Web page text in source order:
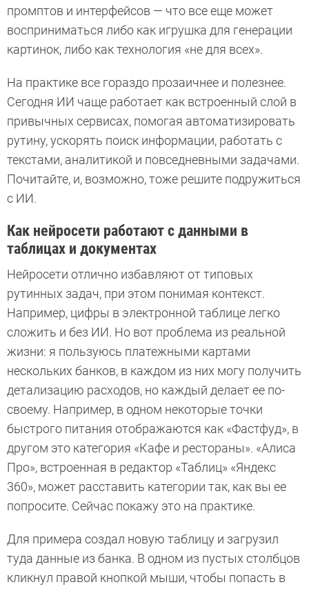
промптов и интерфейсов — что все еще может
восприниматься либо как игрушка для генерации
картинок, либо как технология «не для всех».
На практике все гораздо прозаичнее и полезнее.
Сегодня ИИ чаще работает как встроенный слой в
привычных сервисах, помогая автоматизировать
рутину, ускорять поиск информации, работать с
текстами, аналитикой и повседневными задачами.
Почитайте, и, возможно, тоже решите подружиться
с ИИ.
Как нейросети работают с данными в
таблицах и документах
Нейросети отлично избавляют от типовых
рутинных задач, при этом понимая контекст.
Например, цифры в электронной таблице легко
сложить и без ИИ. Но вот проблема из реальной
жизни: я пользуюсь платежными картами
нескольких банков, в каждом из них могу получить
детализацию расходов, но каждый делает ее по-
своему. Например, в одном некоторые точки
быстрого питания отображаются как «Фастфуд», в
другом это категория «Кафе и рестораны». «Алиса
Про», встроенная в редактор «Таблиц» «Яндекс
360», может расставить категории так, как вы ее
попросите. Сейчас покажу это на практике.
Для примера создал новую таблицу и загрузил
туда данные из банка. В одном из пустых столбцов
кликнул правой кнопкой мыши, чтобы попасть в